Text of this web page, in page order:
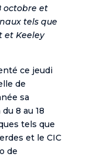
octobre et
tels que
et Keeley
ce jeudi
de
sa
8 au 18
tels que
et le CIC
de